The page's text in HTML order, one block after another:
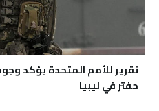
تقرير للأمم المتحدة يؤكد
حفتر في ليبيا